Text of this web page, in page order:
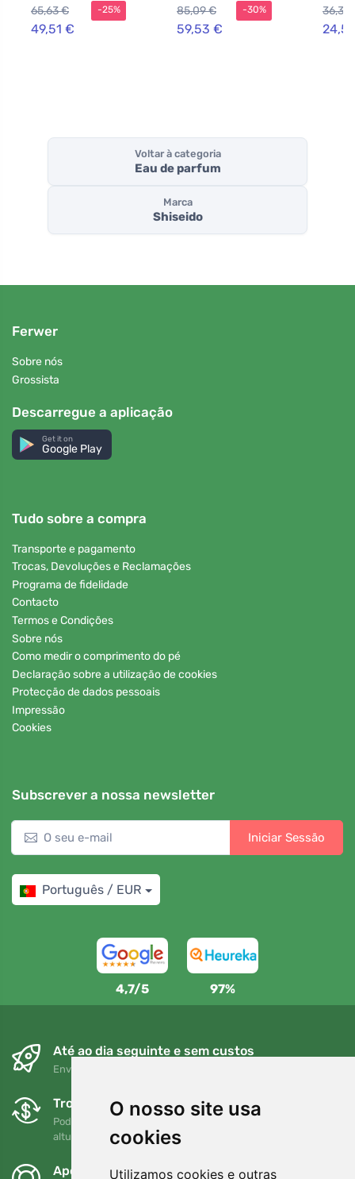
O nosso site usa
cookies
Utilizamos cookies e outras
65,63 €
49,51 €
-25%
85,09 €
59,53 €
-30%
36,30
Voltar à categoria
Eau de parfum
Marca
Shiseido
Ferwer
Sobre nós
Grossista
Descarregue a aplicação
Get it on
Google Play
Tudo sobre a compra
Transporte e pagamento
Trocas, Devoluções e Reclamações
Programa de fidelidade
Contacto
Termos e Condições
Sobre nós
Como medir o comprimento do pé
Declaração sobre a utilização de cookies
Protecção de dados pessoais
Impressão
Cookies
Subscrever a nossa newsletter
Iniciar Sessão
Português / EUR
4,7/5 97%
Até ao dia seguinte e sem custos
Envio gratuito para encomendas superiores a 80 EUR
Trocas e devoluções gratuitas
Pode devolver ou trocar a sua encomenda em qualquer
altura no prazo de 90 dias
Apoiamos a Trees.org